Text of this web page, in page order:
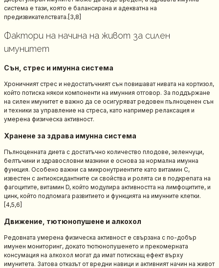
система е тази, която е балансирана и адекватна на
предизвикателствата.[3,8]
Фактори на начина на живот за силен
имунитет
Сън, стрес и имунна система
Хроничният стрес и недостатъчният сън повишават нивата на кортизол,
който потиска някои компоненти на имунния отговор. За поддържане
на силен имунитет е важно да се осигуряват редовен пълноценен сън
и техники за управление на стреса, като например релаксация и
умерена физическа активност.
Хранене за здрава имунна система
Пълноценната диета с достатъчно количество плодове, зеленчуци,
белтъчини и здравословни мазнини е основа за нормална имунна
функция. Особено важни са микронутриентите като витамин C,
известен с антиоксидантните си свойства и ролята си в подкрепата на
фагоцитите, витамин D, който модулира активността на лимфоцитите, и
цинк, който подпомага развитието и функцията на имунните клетки.
[4,5,6]
Движение, тютюнопушене и алкохол
Редовната умерена физическа активност е свързана с по-добър
имунен мониторинг, докато тютюнопушенето и прекомерната
консумация на алкохол могат да имат потискащ ефект върху
имунитета. Затова отказът от вредни навици и активният начин на живот